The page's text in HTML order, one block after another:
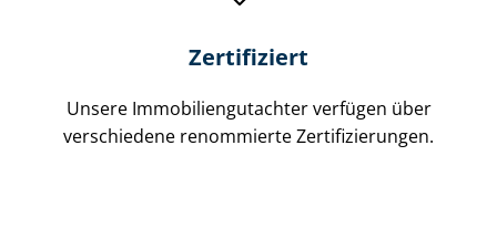
Zertifiziert
Unsere Immobilien­gutachter verfügen über
verschiedene renommierte Zer­ti­fi­zie­run­gen.